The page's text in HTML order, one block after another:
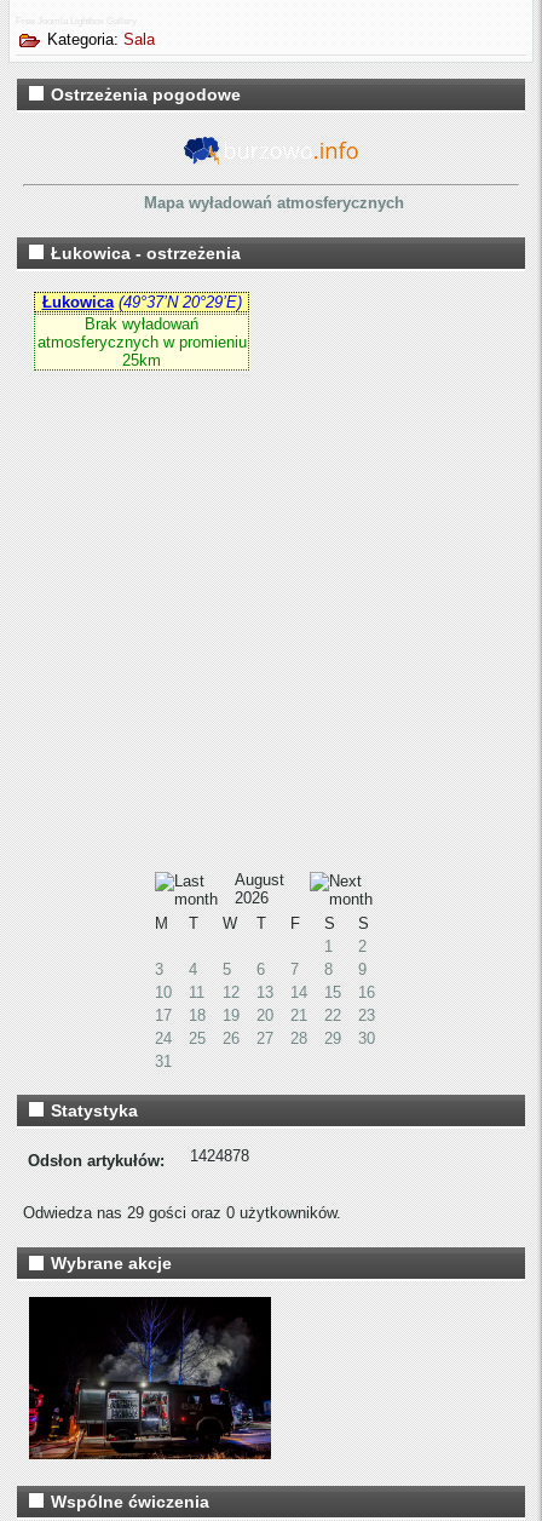
Free Joomla Lightbox Gallery
Kategoria:Sala
Ostrzeżenia pogodowe
Mapa wyładowań atmosferycznych
Łukowica - ostrzeżenia
August
2026
M
T W T F S
S
1
2
3
4 5 6 7 8
9
10
11 12 13 14 15
16
17
18 19 20 21 22
23
24
25 26 27 28 29
30
31
Statystyka
Odsłon artykułów: 1424878
Odwiedza nas 29 gości oraz 0 użytkowników.
Wybrane akcje
Wspólne ćwiczenia